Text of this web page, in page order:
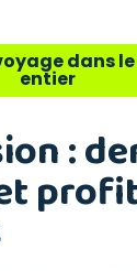
dans
entier
: